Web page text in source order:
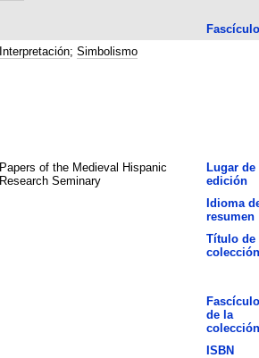
Fascículo
Interpretación; Simbolismo
Papers of the Medieval Hispanic
Research Seminary
Lugar de
edición
Idioma
resumen
Título de
colección
Fascículo
de la
colección
ISBN